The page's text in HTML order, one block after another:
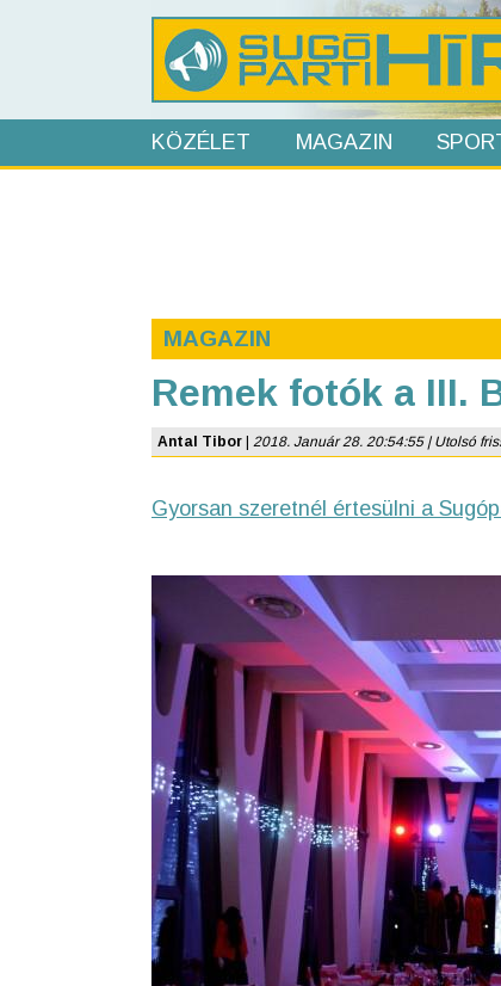
KÖZÉLET MAGAZIN
MAGAZIN
Remek fotók a III.
Antal Tibor 2018. Január 28. 20:54:55 | Utolsó
Gyorsan szeretnél értesülni a